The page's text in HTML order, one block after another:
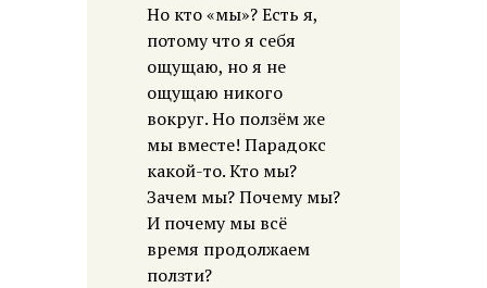
Но кто «мы»? Есть я,
потому что я себя
ощущаю, но я не
ощущаю никого
вокруг. Но ползём же
мы вместе! Парадокс
какой-то. Кто мы?
Зачем мы? Почему мы?
И почему мы всё
время продолжаем
ползти?